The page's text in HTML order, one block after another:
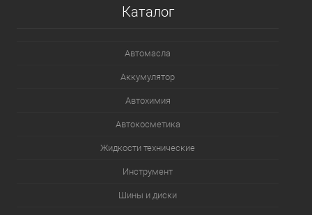
Каталог
Автомасла
Аккумулятор
Автохимия
Автокосметика
Жидкости технические
Инструмент
Шины и диски